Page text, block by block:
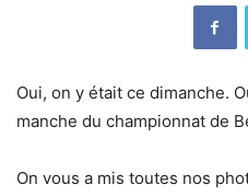
Oui, on y était ce dimanche.
manche du championnat de
On vous a mis toutes nos